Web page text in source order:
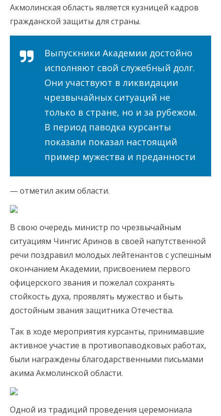
Акмолинская область является кузницей кадров
гражданской защиты для страны.
Выпускники Академии достойно
исполняют свой служебный долг.
Они участвуют в ликвидации
чрезвычайных ситуаций не
только в стране, но и за рубежом.
В период паводка курсанты
показали показал настоящий
пример мужества и преданности
— отметил аким области.
В свою очередь министр по чрезвычайным
ситуациям Чингис Аринов в своей напутственной
речи поздравил молодых лейтенантов с успешным
окончанием Академии, присвоением первого
офицерского звания и пожелал сохранять
стойкость духа, проявлять мужество и быть
достойным звания защитника Отечества.
Так в ходе мероприятия курсанты, принимавшие
активное участие в противопаводковых работах,
были награждены благодарственными письмами
акима Акмолинской области.
Одной из традиций проведения церемониала